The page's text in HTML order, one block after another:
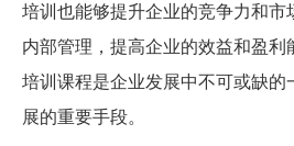
培训也能够提升企业的竞争力和市
内部管理，提高企业的效益和盈
培训课程是企业发展中不可或缺
展的重要手段。